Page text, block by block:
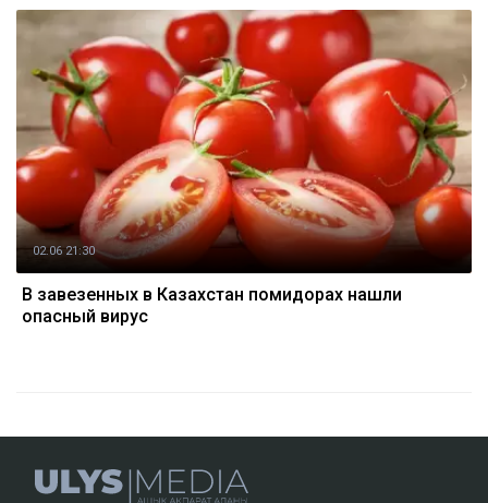
02.06 21:30
В завезенных в Казахстан помидорах нашли
опасный вирус